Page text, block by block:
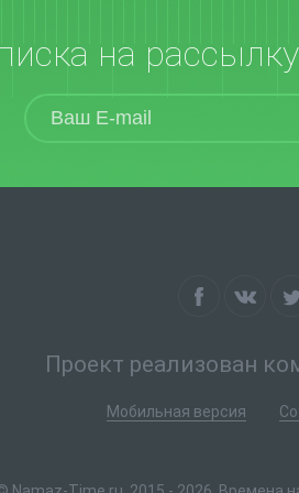
на
Проект реализован
Мобильная версия